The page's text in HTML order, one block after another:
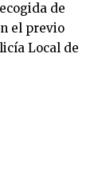
de
el previo
Local de